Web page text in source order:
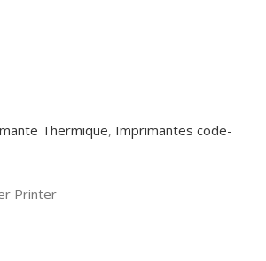
Thermique, Imprimantes code-
Printer